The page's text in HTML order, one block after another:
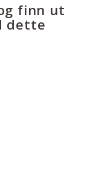
finn ut
dette